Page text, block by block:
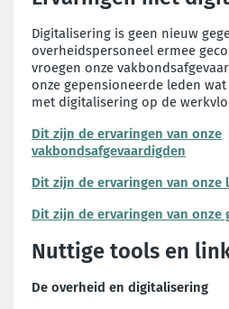
Digitalisering is geen nieuw
overheidspersoneel ermee
vroegen onze
onze gepensioneerde leden
met digitalisering op de
Dit zijn de ervaringen van onze
vakbondsafgevaardigden
Dit zijn de ervaringen van onze
Dit zijn de ervaringen van onze
Nuttige tools en
De overheid en digitalisering